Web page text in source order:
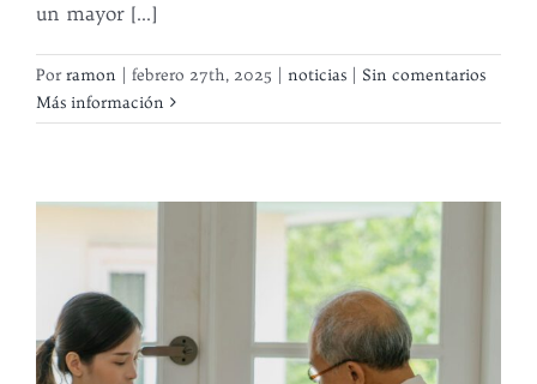
un mayor [...]
Porramon febrero 27th, 2025 noticias
Sin comentarios
Más información